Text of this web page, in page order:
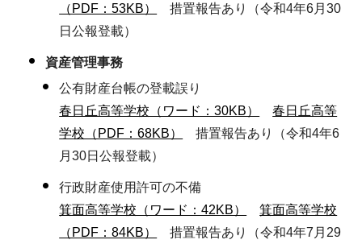
（PDF：53KB）
措置報告あり（令和4年6月30
日公報登載）
資産管理事務
公有財産台帳の登載誤り
春日丘高等学校（ワード：30KB）
春日丘高等
学校（PDF：68KB）
措置報告あり（令和4年6
月30日公報登載）
行政財産使用許可の不備
箕面高等学校（ワード：42KB）
箕面高等学校
（PDF：84KB）
措置報告あり（令和4年7月29